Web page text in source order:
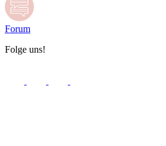
Forum
Folge uns!